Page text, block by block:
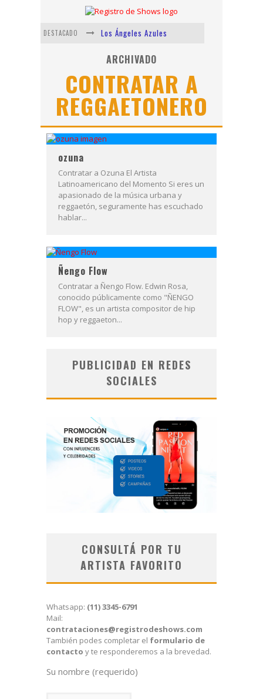
DESTACADO
Los Ángeles Azules
Shows via streaming
Lit Killah
Nicki Nicole
Duki
Vi Em
ARCHIVADO
CONTRATAR A
REGGAETONERO
ozuna
Contratar a Ozuna El Artista
Latinoamericano del Momento Si eres un
apasionado de la música urbana y
reggaetón, seguramente has escuchado
hablar...
Ñengo Flow
Contratar a Ñengo Flow. Edwin Rosa,
conocido públicamente como "ÑENGO
FLOW", es un artista compositor de hip
hop y reggaeton...
PUBLICIDAD EN REDES
SOCIALES
CONSULTÁ POR TU
ARTISTA FAVORITO
Whatsapp: (11) 3345-6791
Mail:
contrataciones@registrodeshows.com
También podes completar el formulario de
contacto y te responderemos a la brevedad.
Su nombre (requerido)